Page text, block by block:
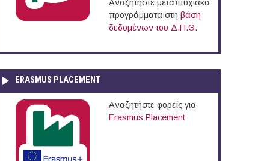
Αναζητήστε μεταπτυχιακά
προγράμματα στη βάση
δεδομένων του Δ.Π.Θ.
ERASMUS PLACEMENT
Αναζητήστε φορείς για
Erasmus Placement